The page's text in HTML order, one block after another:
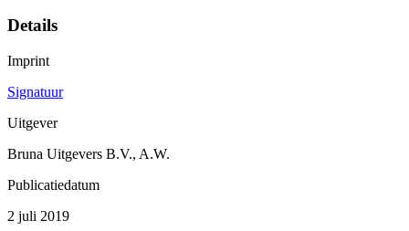
Details
Imprint
Signatuur
Uitgever
Bruna Uitgevers B.V., A.W.
Publicatiedatum
2 juli 2019